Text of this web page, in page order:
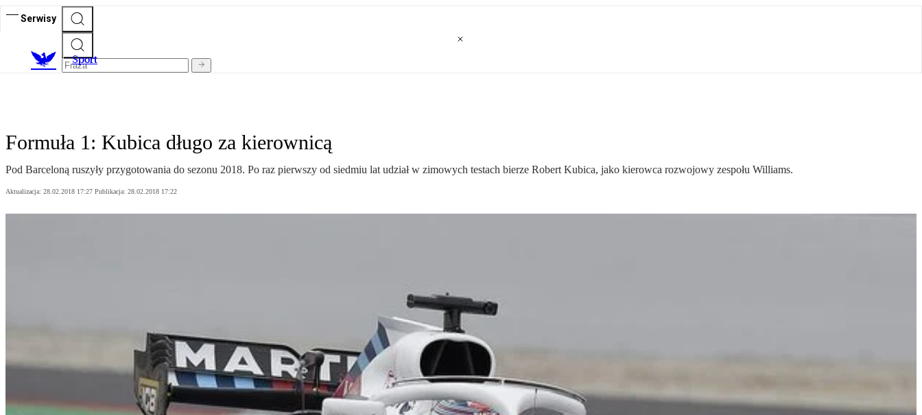
Serwisy
Sport
Formuła 1: Kubica długo za kierownicą
Pod Barceloną ruszyły przygotowania do sezonu 2018. Po raz pierwszy od siedmiu lat udział w zimowych testach bierze Robert Kubica, jako kierowca rozwojowy zespołu Williams.
Aktualizacja: 28.02.2018 17:27 Publikacja: 28.02.2018 17:22